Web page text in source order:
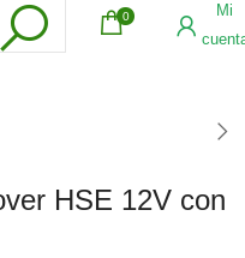
0
Mi
HSE 12V con